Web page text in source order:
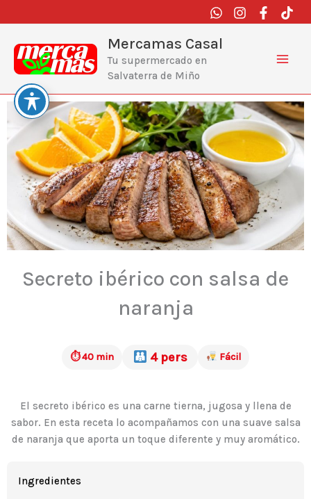
al
contenido
Mercamas Casal
Tu supermercado en
Salvaterra de Miño
Secreto ibérico con salsa de
naranja
⏱ 40 min 4 pers Fácil
El secreto ibérico es una carne tierna, jugosa y llena de
sabor. En esta receta lo acompañamos con una suave salsa
de naranja que aporta un toque diferente y muy aromático.
Ingredientes